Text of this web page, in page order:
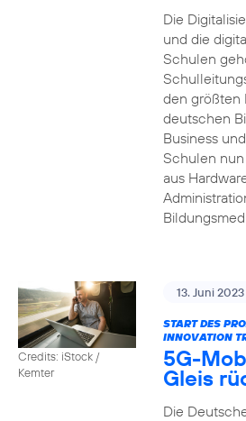
Die
und die
Schulen
den größten
deutschen
Business
Schulen
aus
Credits: iStock /
Kemter
13. Juni 2023
START DES
INNOVATION
5G-
Gleis
Die